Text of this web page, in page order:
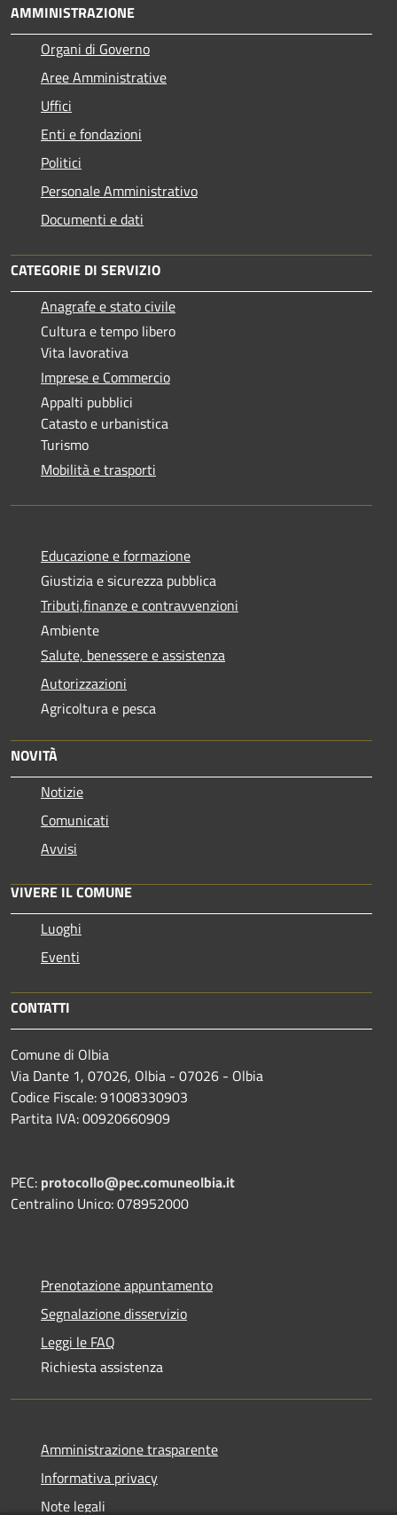
AMMINISTRAZIONE
Organi di Governo
Aree Amministrative
Uffici
Enti e fondazioni
Politici
Personale Amministrativo
Documenti e dati
CATEGORIE DI SERVIZIO
Anagrafe e stato civile
Cultura e tempo libero
Vita lavorativa
Imprese e Commercio
Appalti pubblici
Catasto e urbanistica
Turismo
Mobilità e trasporti
Educazione e formazione
Giustizia e sicurezza pubblica
Tributi,finanze e contravvenzioni
Ambiente
Salute, benessere e assistenza
Autorizzazioni
Agricoltura e pesca
NOVITÀ
Notizie
Comunicati
Avvisi
VIVERE IL COMUNE
Luoghi
Eventi
CONTATTI
Comune di Olbia
Via Dante 1, 07026, Olbia - 07026 - Olbia
Codice Fiscale: 91008330903
Partita IVA: 00920660909
PEC: protocollo@pec.comuneolbia.it
Centralino Unico: 078952000
Prenotazione appuntamento
Segnalazione disservizio
Leggi le FAQ
Richiesta assistenza
Amministrazione trasparente
Informativa privacy
Note legali